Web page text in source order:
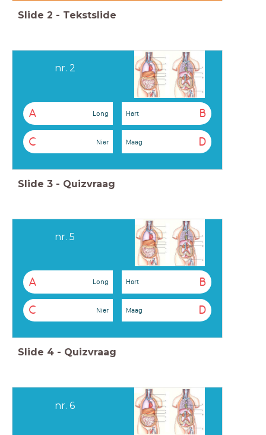
Slide 2 - Tekstslide
nr. 2
A Long B
Hart
C Nier D
Maag
Slide 3 - Quizvraag
nr. 5
A Long B
Hart
C Nier D
Maag
Slide 4 - Quizvraag
nr. 6